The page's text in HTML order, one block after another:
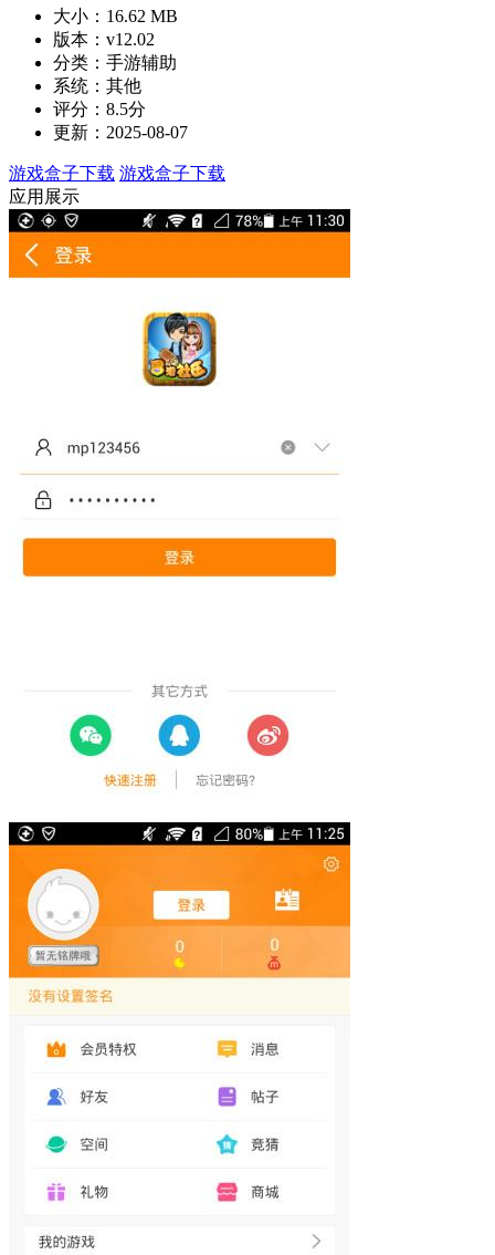
大小：16.62 MB
版本：v12.02
分类：手游辅助
系统：其他
评分：8.5分
更新：2025-08-07
游戏盒子下载 游戏盒子下载
应用展示